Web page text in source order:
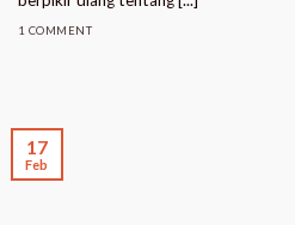
1 COMMENT
17
Feb